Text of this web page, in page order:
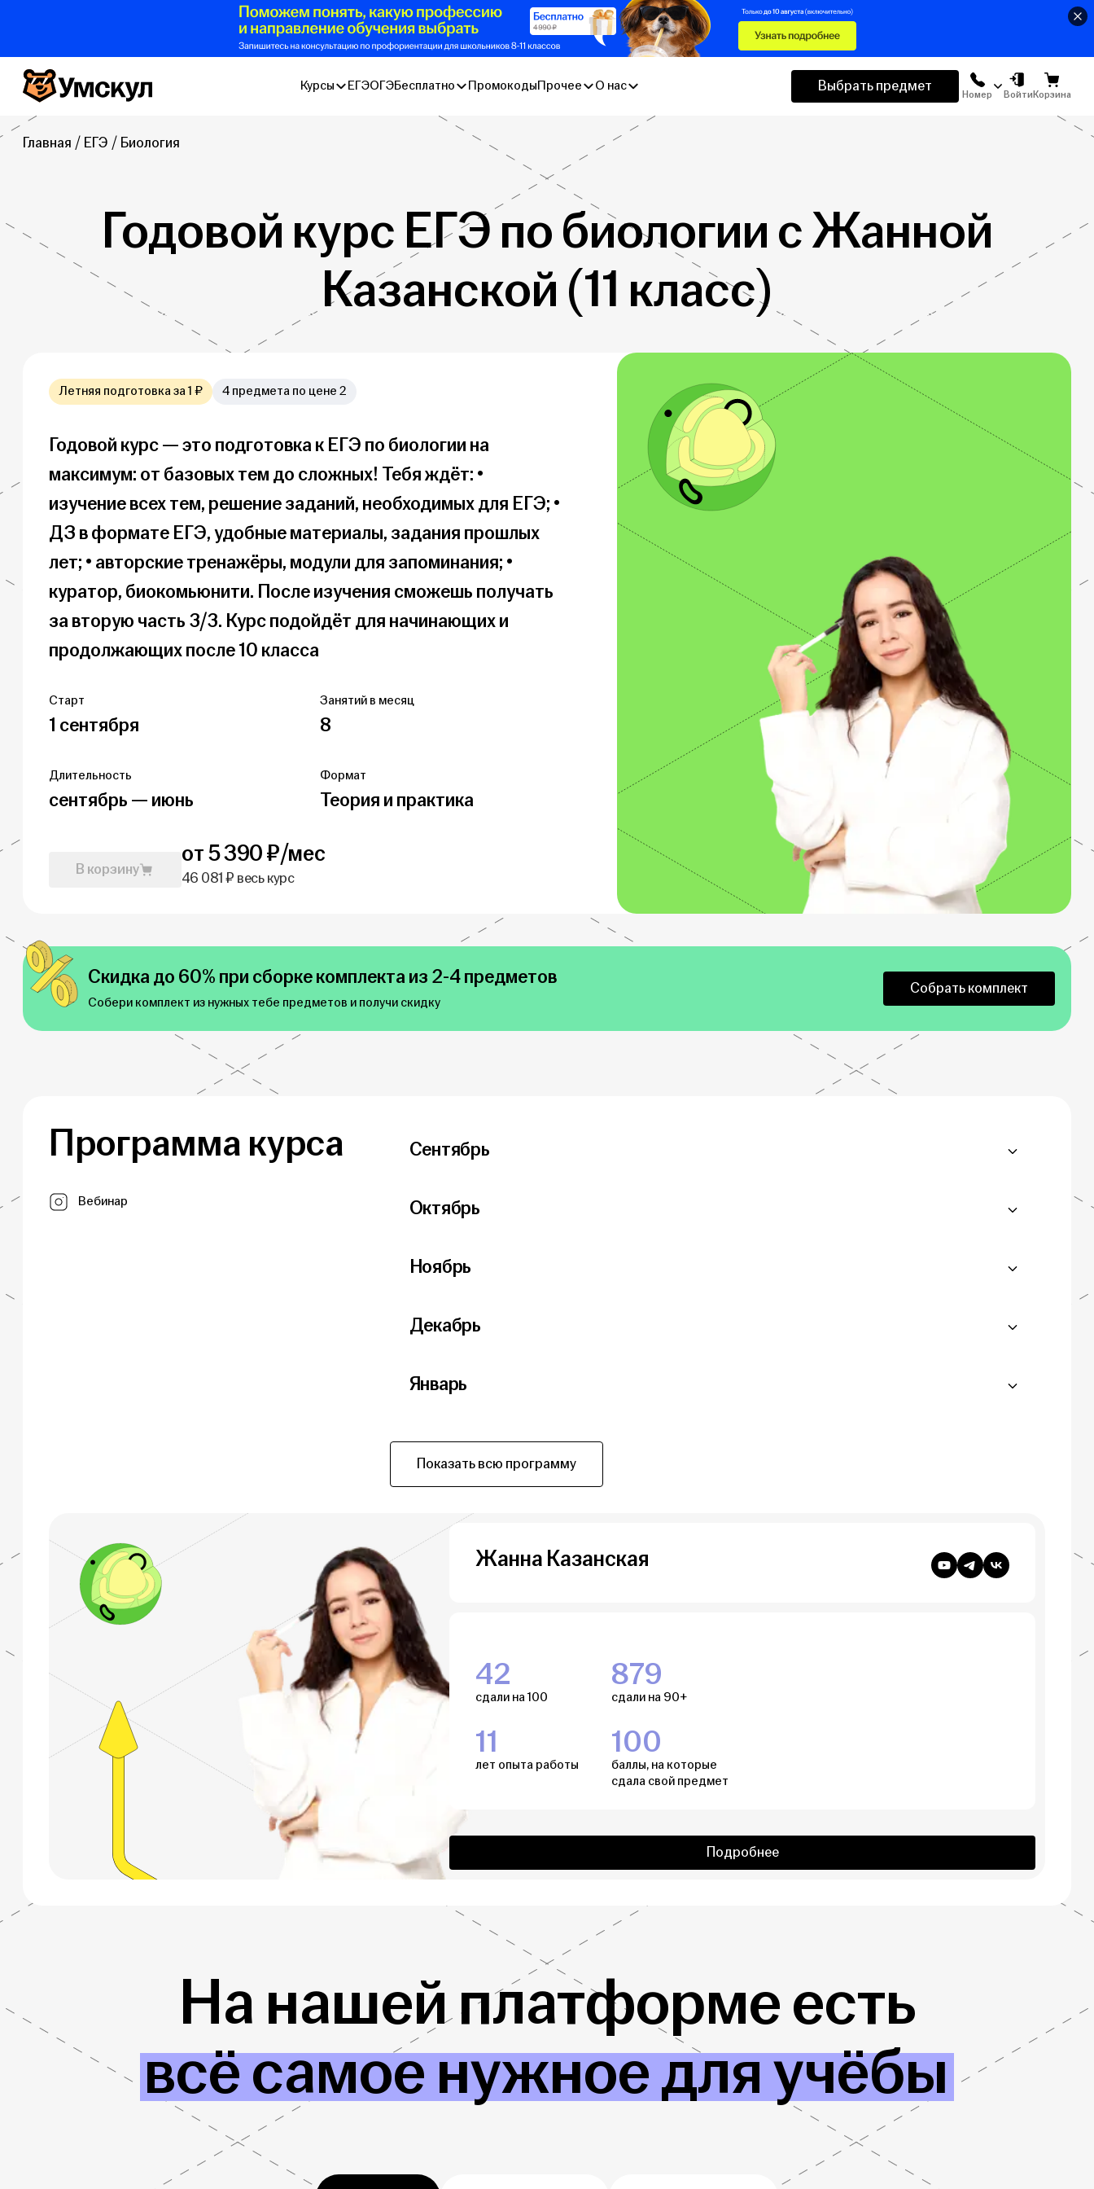
Умскул
Курсы ЕГЭОГЭБесплатно ПромокодыПрочее О нас Выбрать предмет
Номер ВойтиКорзина
Главная ЕГЭ Биология
Годовой курс ЕГЭ по биологии с Жанной
Казанской (11 класс)
Летняя подготовка за 1 ₽ 4 предмета по цене 2
Годовой курс — это подготовка к ЕГЭ по биологии на
максимум: от базовых тем до сложных! Тебя ждёт: •
изучение всех тем, решение заданий, необходимых для ЕГЭ; •
ДЗ в формате ЕГЭ, удобные материалы, задания прошлых
лет; • авторские тренажёры, модули для запоминания; •
куратор, биокомьюнити. После изучения сможешь получать
за вторую часть 3/3. Курс подойдёт для начинающих и
продолжающих после 10 класса
Старт
1 сентября
Занятий в месяц
8
Длительность
сентябрь — июнь
Формат
Теория и практика
В корзину
от 5 390 ₽/мес
46 081 ₽ весь курс
Скидка до 60% при сборке комплекта из 2-4 предметов
Собери комплект из нужных тебе предметов и получи скидку
Собрать комплект
Программа курса
Вебинар
Сентябрь
Октябрь
Ноябрь
Декабрь
Январь
Показать всю программу
Жанна Казанская
42
сдали на 100
879
сдали на 90+
11
лет опыта работы
100
баллы, на которые
сдала свой предмет
Подробнее
На нашей платформе есть
всё самое нужное для учёбы